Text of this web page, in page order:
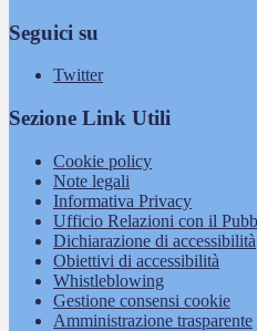
Seguici su
Twitter
Sezione Link Utili
Cookie policy
Note legali
Informativa Privacy
Ufficio Relazioni con il
Dichiarazione di accessibilità
Obiettivi di accessibilità
Whistleblowing
Gestione consensi cookie
Amministrazione trasparente